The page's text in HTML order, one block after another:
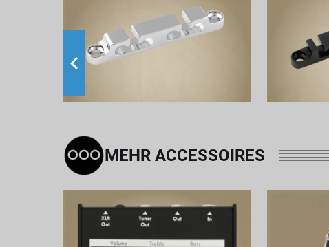
MEHR ACCESSOIRES